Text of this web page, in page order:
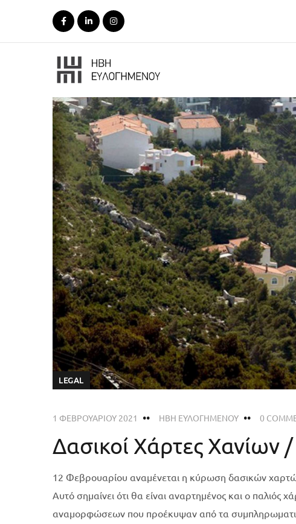
LEGAL
1 ΦΕΒΡΟΥΑΡΊΟΥ 2021 ΗΒΗ ΕΥΛΟΓΗΜΕΝΟΥ 0
Δασικοί Χάρτες Χανίων
12 Φεβρουαρίου αναμένεται η κύρωση δασικών
Αυτό σημαίνει ότι θα είναι αναρτημένος και ο
αναμορφώσεων που προέκυψαν από τα